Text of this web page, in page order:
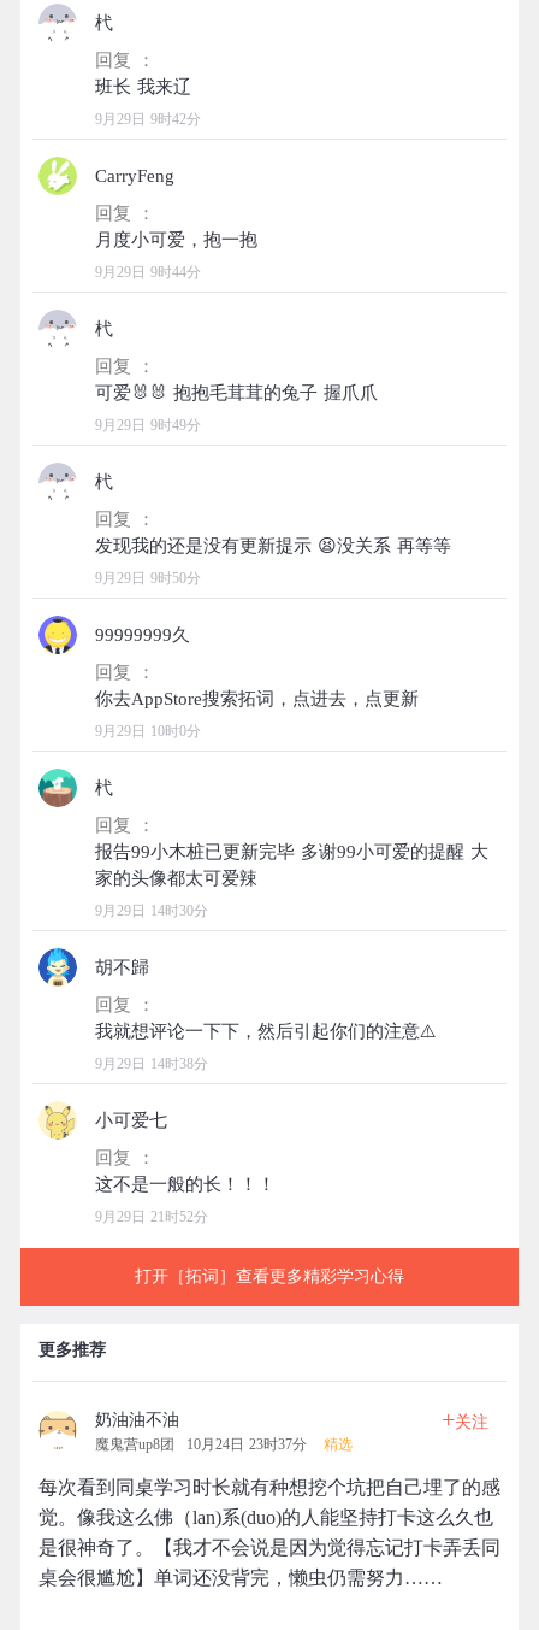
杙
回复 ：
9月29日 9时42分
CarryFeng
回复 ：
9月29日 9时44分
杙
回复 ：
9月29日 9时49分
杙
回复 ：
9月29日 9时50分
99999999久
回复 ：
9月29日 10时0分
杙
回复 ：
报告99小木桩已更新完毕 多谢99小可爱的提醒 大
9月29日 14时30分
胡不歸
回复 ：
9月29日 14时38分
小可爱七
回复 ：
9月29日 21时52分
打开［拓词］查看更多精彩学习心得
更多推荐
奶油油不油
魔鬼营up8团 10月24日 23时37分 精选
+关注
每次看到同桌学习时长就有种想挖个坑把自己埋了的感
觉。像我这么佛（lan)系(duo)的人能坚持打卡这么久也
是很神奇了。【我才不会说是因为觉得忘记打卡弄丢同
桌会很尴尬】单词还没背完，懒虫仍需努力……